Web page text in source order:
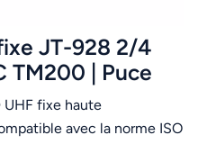
JT-928 2/4
TM200 | Puce
charge
UHF fixe haute
avec la norme ISO